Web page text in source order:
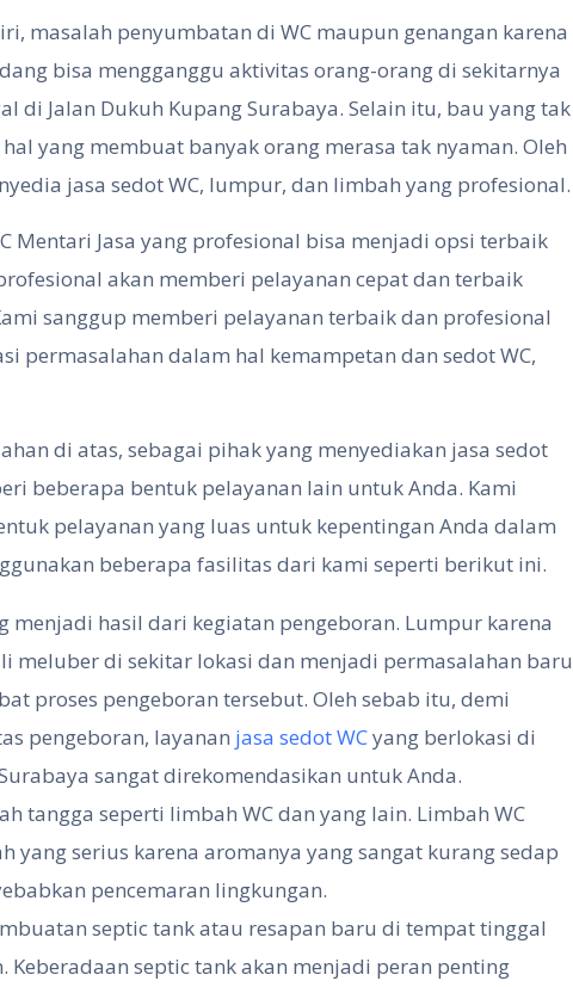
masalah penyumbatan di WC maupun genangan karena
bisa mengganggu aktivitas orang-orang di sekitarnya
di Jalan Dukuh Kupang Surabaya. Selain itu, bau yang tak
yang membuat banyak orang merasa tak nyaman. Oleh
jasa sedot WC, lumpur, dan limbah yang profesional.
Mentari Jasa yang profesional bisa menjadi opsi terbaik
akan memberi pelayanan cepat dan terbaik
sanggup memberi pelayanan terbaik dan profesional
permasalahan dalam hal kemampetan dan sedot WC,
di atas, sebagai pihak yang menyediakan jasa sedot
beberapa bentuk pelayanan lain untuk Anda. Kami
pelayanan yang luas untuk kepentingan Anda dalam
beberapa fasilitas dari kami seperti berikut ini.
menjadi hasil dari kegiatan pengeboran. Lumpur karena
meluber di sekitar lokasi dan menjadi permasalahan baru
proses pengeboran tersebut. Oleh sebab itu, demi
pengeboran, layanan jasa sedot WCyang berlokasi di
sangat direkomendasikan untuk Anda.
tangga seperti limbah WC dan yang lain. Limbah WC
yang serius karena aromanya yang sangat kurang sedap
pencemaran lingkungan.
septic tank atau resapan baru di tempat tinggal
Keberadaan septic tank akan menjadi peran penting